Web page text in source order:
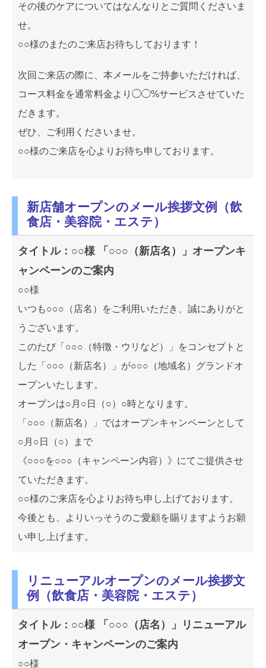
その後のケアについてはなんなりとご質問くださいま
せ。
○○様のまたのご来店お待ちしております！
次回ご来店の際に、本メールをご持参いただければ、
コース料金を通常料金より◯◯%サービスさせていた
だきます。
ぜひ、ご利用くださいませ。
○○様のご来店を心よりお待ち申しております。
新店舗オープンのメール挨拶文例（飲
食店・美容院・エステ）
タイトル：○○様 「○○○（新店名）」オープンキ
ャンペーンのご案内
○○様
いつも○○○（店名）をご利用いただき、誠にありがと
うございます。
このたび「○○○（特徴・ウリなど）」をコンセプトと
した「○○○（新店名）」が○○○（地域名）グランドオ
ープンいたします。
オープンは○月○日（○）○時となります。
「○○○（新店名）」ではオープンキャンペーンとして
○月○日（○）まで
《○○○を○○○（キャンペーン内容）》にてご提供させ
ていただきます。
○○様のご来店を心よりお待ち申し上げております。
今後とも、よりいっそうのご愛顧を賜りますようお願
い申し上げます。
リニューアルオープンのメール挨拶文
例（飲食店・美容院・エステ）
タイトル：○○様 「○○○（店名）」リニューアル
オープン・キャンペーンのご案内
○○様